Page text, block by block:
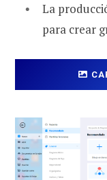
La
para crear